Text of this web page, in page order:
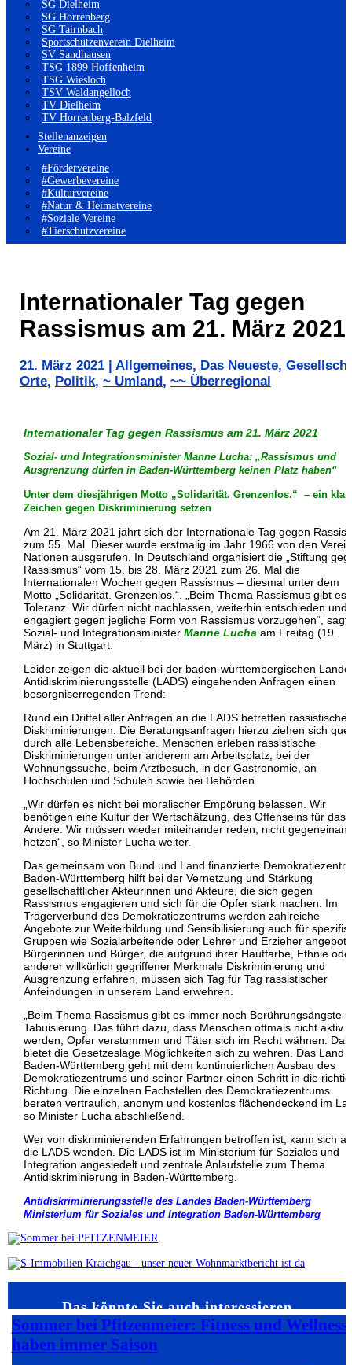
SG Dielheim
SG Horrenberg
SG Tairnbach
Sportschützenverein Dielheim
SV Sandhausen
TSG 1899 Hoffenheim
TSG Wiesloch
TSV Waldangelloch
TV Dielheim
TV Horrenberg-Balzfeld
Stellenanzeigen
Vereine
#Fördervereine
#Gewerbevereine
#Kulturvereine
#Natur & Heimatvereine
#Soziale Vereine
#Tierschutzvereine
Internationaler Tag gegen
Rassismus am 21. März 2021
21. März 2021 Allgemeines, Das Neueste,
Orte, Politik, ~ Umland , ~~ Überregional
Internationaler Tag gegen Rassismus am 21. März 2021
Sozial- und Integrationsminister Manne Lucha: „Rassismus und
Ausgrenzung dürfen in Baden-Württemberg keinen Platz haben“
Unter dem diesjährigen Motto „Solidarität. Grenzenlos.“ – ein
Zeichen gegen Diskriminierung setzen
Am 21. März 2021 jährt sich der Internationale Tag gegen
zum 55. Mal. Dieser wurde erstmalig im Jahr 1966 von den
Nationen ausgerufen. In Deutschland organisiert die „Stiftung
Rassismus“ vom 15. bis 28. März 2021 zum 26. Mal die
Internationalen Wochen gegen Rassismus – diesmal unter dem
Motto „Solidarität. Grenzenlos.“. „Beim Thema Rassismus gibt es
Toleranz. Wir dürfen nicht nachlassen, weiterhin entschieden und
engagiert gegen jegliche Form von Rassismus vorzugehen“,
Sozial- und Integrationsminister Manne Lucha am Freitag (19.
März) in Stuttgart.
Leider zeigen die aktuell bei der baden-württembergischen
Antidiskriminierungsstelle (LADS) eingehenden Anfragen einen
besorgniserregenden Trend:
Rund ein Drittel aller Anfragen an die LADS betreffen rassistische
Diskriminierungen. Die Beratungsanfragen hierzu ziehen sich
durch alle Lebensbereiche. Menschen erleben rassistische
Diskriminierungen unter anderem am Arbeitsplatz, bei der
Wohnungssuche, beim Arztbesuch, in der Gastronomie, an
Hochschulen und Schulen sowie bei Behörden.
„Wir dürfen es nicht bei moralischer Empörung belassen. Wir
benötigen eine Kultur der Wertschätzung, des Offenseins für das
Andere. Wir müssen wieder miteinander reden, nicht
hetzen“, so Minister Lucha weiter.
Das gemeinsam von Bund und Land finanzierte
Baden-Württemberg hilft bei der Vernetzung und Stärkung
gesellschaftlicher Akteurinnen und Akteure, die sich gegen
Rassismus engagieren und sich für die Opfer stark machen. Im
Trägerverbund des Demokratiezentrums werden zahlreiche
Angebote zur Weiterbildung und Sensibilisierung auch für
Gruppen wie Sozialarbeitende oder Lehrer und Erzieher
Bürgerinnen und Bürger, die aufgrund ihrer Hautfarbe, Ethnie
anderer willkürlich gegriffener Merkmale Diskriminierung und
Ausgrenzung erfahren, müssen sich Tag für Tag rassistischer
Anfeindungen in unserem Land erwehren.
„Beim Thema Rassismus gibt es immer noch Berührungsängste
Tabuisierung. Das führt dazu, dass Menschen oftmals nicht aktiv
werden, Opfer verstummen und Täter sich im Recht wähnen.
bietet die Gesetzeslage Möglichkeiten sich zu wehren. Das Land
Baden-Württemberg geht mit dem kontinuierlichen Ausbau des
Demokratiezentrums und seiner Partner einen Schritt in die
Richtung. Die einzelnen Fachstellen des Demokratiezentrums
beraten vertraulich, anonym und kostenlos flächendeckend im
so Minister Lucha abschließend.
Wer von diskriminierenden Erfahrungen betroffen ist, kann sich an
die LADS wenden. Die LADS ist im Ministerium für Soziales und
Integration angesiedelt und zentrale Anlaufstelle zum Thema
Antidiskriminierung in Baden-Württemberg.
Antidiskriminierungsstelle des Landes Baden-Württemberg
Ministerium für Soziales und Integration Baden-Württemberg
Das könnte Sie auch interessieren…
Sommer bei Pfitzenmeier: Fitness und Wellness
haben immer Saison